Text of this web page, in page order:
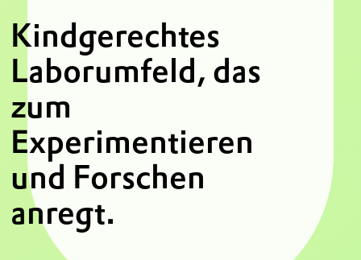
Kindgerechtes
Laborumfeld, das
zum
Experimentieren
und Forschen
anregt.